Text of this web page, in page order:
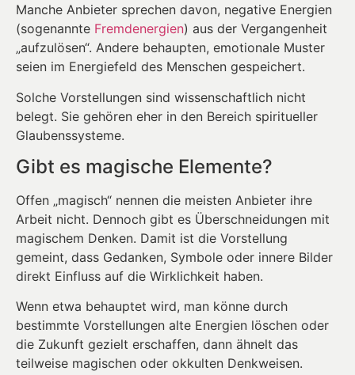
Manche Anbieter sprechen davon, negative Energien
(sogenannte Fremdenergien) aus der Vergangenheit
„aufzulösen“. Andere behaupten, emotionale Muster
seien im Energiefeld des Menschen gespeichert.
Solche Vorstellungen sind wissenschaftlich nicht
belegt. Sie gehören eher in den Bereich spiritueller
Glaubenssysteme.
Gibt es magische Elemente?
Offen „magisch“ nennen die meisten Anbieter ihre
Arbeit nicht. Dennoch gibt es Überschneidungen mit
magischem Denken. Damit ist die Vorstellung
gemeint, dass Gedanken, Symbole oder innere Bilder
direkt Einfluss auf die Wirklichkeit haben.
Wenn etwa behauptet wird, man könne durch
bestimmte Vorstellungen alte Energien löschen oder
die Zukunft gezielt erschaffen, dann ähnelt das
teilweise magischen oder okkulten Denkweisen.